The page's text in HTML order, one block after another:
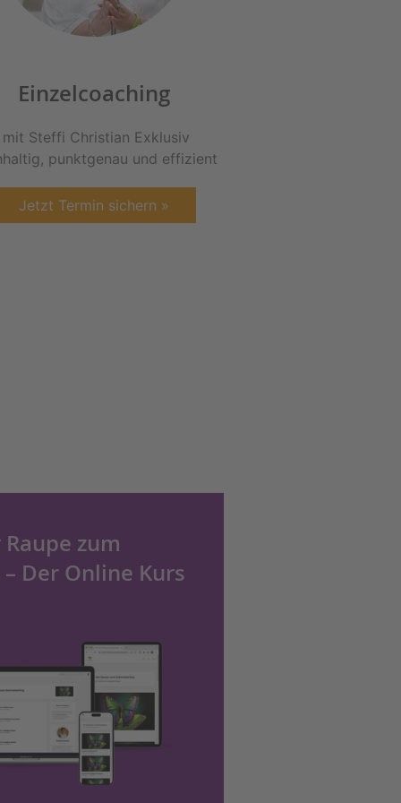
Einzelcoaching
mit Steffi Christian Exklusiv
punktgenau und effizient
Jetzt Termin sichern »
zum
Der Online Kurs